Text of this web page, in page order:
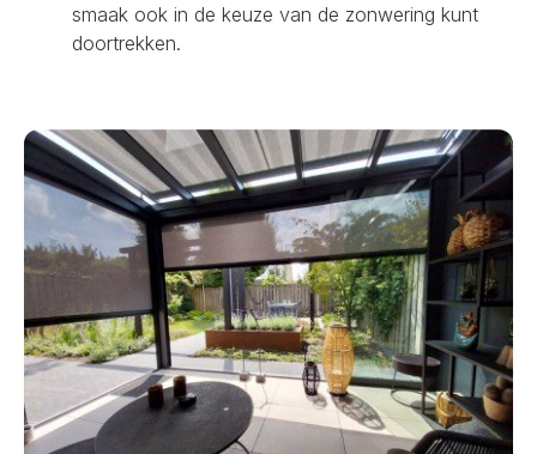
smaak ook in de keuze van de zonwering kunt
doortrekken.